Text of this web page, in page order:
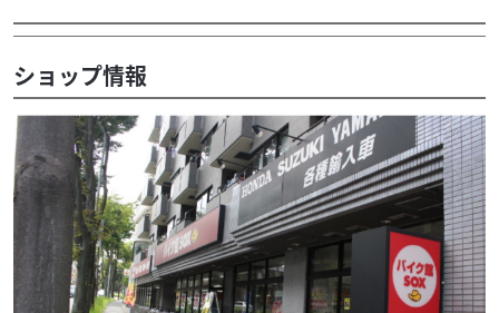
ショップ情報